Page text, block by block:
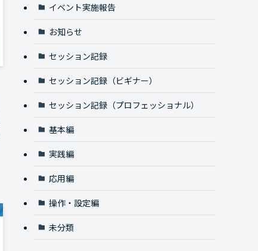
イベント実施報告
お知らせ
セッション記録
セッション記録（ビギナー）
セッション記録（プロフェッショナル）
基本編
実践編
応用編
操作・設定編
未分類